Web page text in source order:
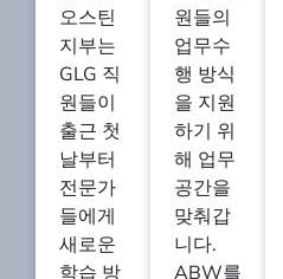
오스틴
지부는
GLG 직
원들이
출근 첫
날부터
전문가
들에게
새로운
학습 방
원들의
업무수
행 방식
을 지원
하기 위
해 업무
공간을
맞춰갑
니다.
ABW를